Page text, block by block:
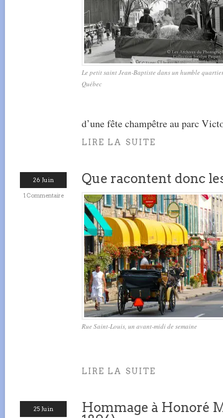
Le petit saint Jean-Baptiste dans un humble
Québec
d’une fête champêtre au parc
LIRE LA SUITE
26 Juin
1 Commentaire
Que racontent donc
Rue Saint-Louis, un avant-midi de semaine
LIRE LA SUITE
25 Juin
Hommage à Honoré